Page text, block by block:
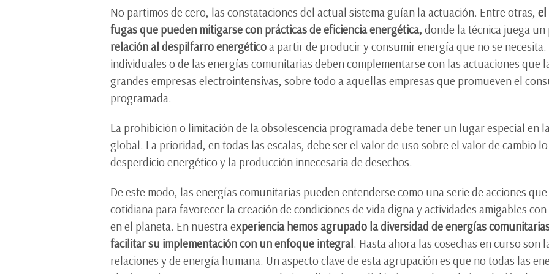
No partimos de cero, las constataciones del actual sistema guían la actuación. Entre otras,el
fugas que pueden mitigarse con prácticas de eficiencia energética, donde la técnica juega
relación al despilfarro energéticoa partir de producir y consumir energía que no se
individuales o de las energías comunitarias deben complementarse con las actuaciones que
grandes empresas electrointensivas, sobre todo a aquellas empresas que promueven el
programada.
La prohibición o limitación de la obsolescencia programada debe tener un lugar especial en
global. La prioridad, en todas las escalas, debe ser el valor de uso sobre el valor de cambio
desperdicio energético y la producción innecesaria de desechos.
De este modo, las energías comunitarias pueden entenderse como una serie de acciones
cotidiana para favorecer la creación de condiciones de vida digna y actividades amigables
en el planeta. En nuestra experiencia hemos agrupado la diversidad de energías
facilitar su implementación con un enfoque integral. Hasta ahora las cosechas en curso son
relaciones y de energía humana. Un aspecto clave de esta agrupación es que no todas las